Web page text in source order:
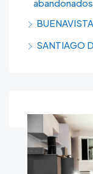
SANTIAGO